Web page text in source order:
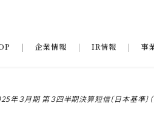
企業情報 IR情報 事
年３月期 第３四半期決算短信〔日本基準〕